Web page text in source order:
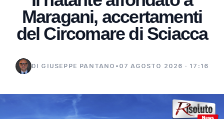
Maragani, accertamenti
del Circomare di Sciacca
DI GIUSEPPE PANTANO • 07 AGOSTO 2026 · 17:16